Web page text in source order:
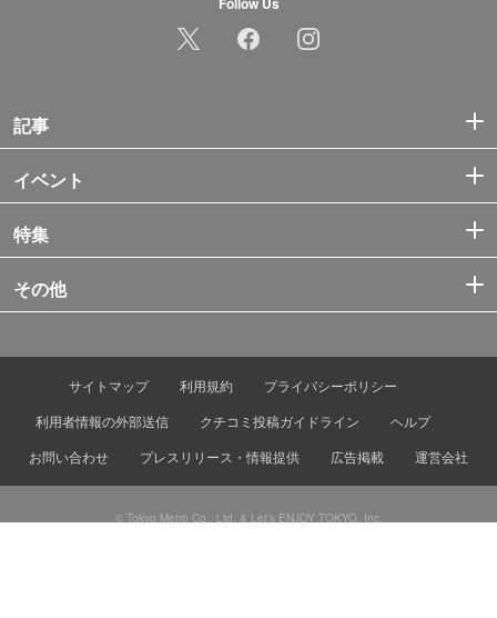
記事
イベント
特集
その他
サイトマップ 利用規約
プライバシーポリシー
利用者情報の外部送信
クチコミ投稿ガイドライン
ヘルプ
お問い合わせ
プレスリリース・情報提供 広告掲載 運営会社
© Tokyo Metro Co., Ltd. & Let’s ENJOY TOKYO, Inc.